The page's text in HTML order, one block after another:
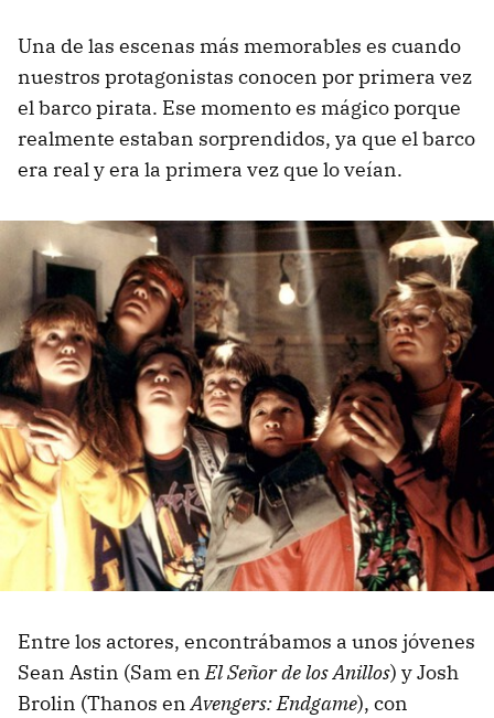
Una de las escenas más memorables es cuando
nuestros protagonistas conocen por primera vez
el barco pirata. Ese momento es mágico porque
realmente estaban sorprendidos, ya que el barco
era real y era la primera vez que lo veían.
Entre los actores, encontrábamos a unos jóvenes
Sean Astin (Sam enEl Señor de los Anillos) y Josh
Brolin (Thanos enAvengers: Endgame), con